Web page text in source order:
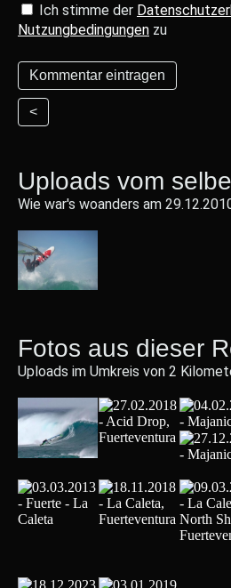
Ich stimme der
Nutzungbedingungen zu
<
Uploads vom
Wie war's woanders am
Fotos aus dieser
Uploads im Umkreis von 2